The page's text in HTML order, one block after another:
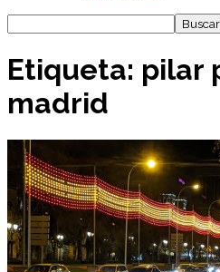
Etiqueta: pilar
madrid